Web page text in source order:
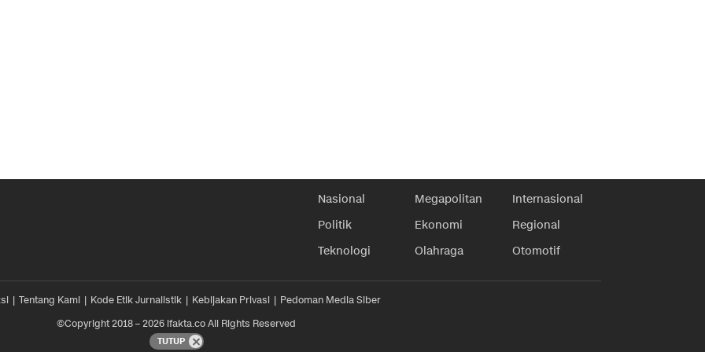
Nasional Megapolitan
Internasional
Politik
Ekonomi
Regional
Teknologi
Olahraga Otomotif
Tentang Kami Kode Etik Jurnalistik Kebijakan Privasi
Pedoman Media Siber
©Copyright 2018 – 2026 ifakta.co All Rights Reserved
TUTUP